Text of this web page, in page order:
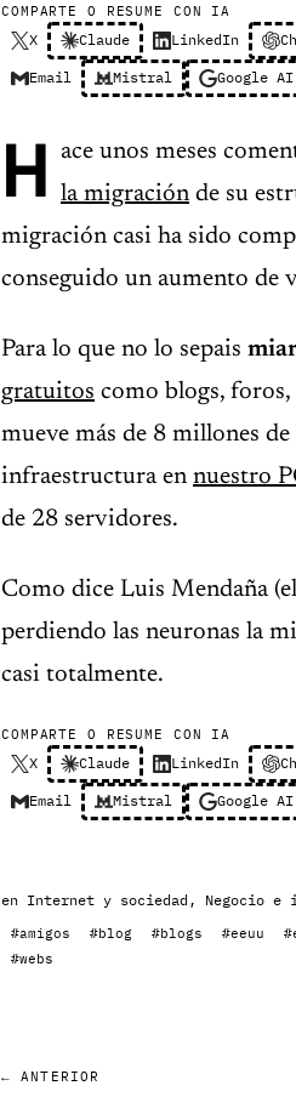
COMPARTE O RESUME CON IA
X Claude LinkedIn
Email Mistral Google AI
H ace unos meses
la migraciónde su
migración casi ha sido
conseguido un aumento de
Para lo que no lo sepais
gratuitos como blogs, foros,
mueve más de 8 millones
infraestructura en nuestro
de 28 servidores.
Como dice Luis Mendaña
perdiendo las neuronas la
casi totalmente.
COMPARTE O RESUME CON IA
X Claude LinkedIn
Email Mistral Google AI
en Internet y sociedad , Negocio e
#amigos #blog #blogs #eeuu
#webs
← ANTERIOR